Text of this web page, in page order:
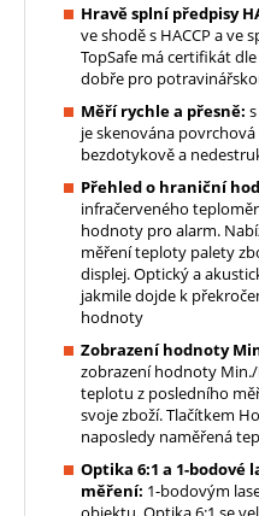
Hravě splní předpisy
ve shodě s HACCP a ve
TopSafe má certifikát
dobře pro
Měří rychle a přesně:
je skenována
bezdotykově a
Přehled o hraniční
infračerveného
hodnoty pro alarm.
měření teploty palety
displej. Optický a
jakmile dojde k
hodnoty
Zobrazení hodnoty
zobrazení hodnoty
teplotu z posledního
svoje zboží. Tlačítkem
naposledy naměřená
Optika 6:1 a 1-bodové
měření: 1-bodovým